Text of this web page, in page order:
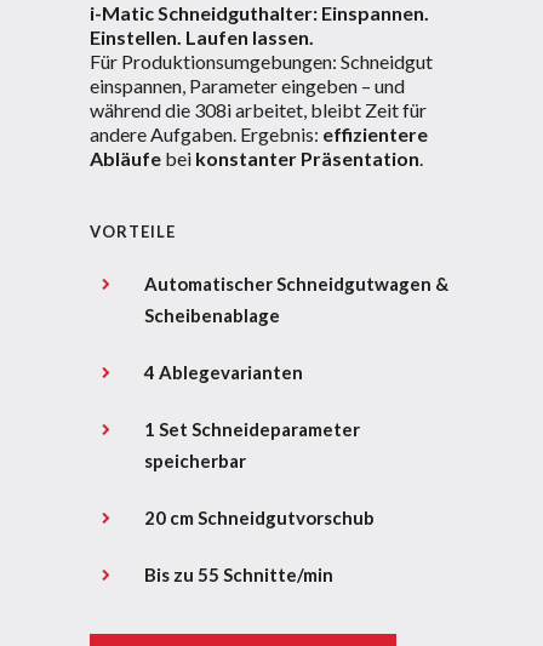
i-Matic Schneidguthalter: Einspannen.
Einstellen. Laufen lassen.
Für Produktionsumgebungen: Schneidgut
einspannen, Parameter eingeben – und
während die 308i arbeitet, bleibt Zeit für
andere Aufgaben. Ergebnis: effizientere
Abläufe bei konstanter Präsentation.
VORTEILE
Automatischer Schneidgutwagen &
Scheibenablage
4 Ablegevarianten
1 Set Schneideparameter
speicherbar
20 cm Schneidgutvorschub
Bis zu 55 Schnitte/min